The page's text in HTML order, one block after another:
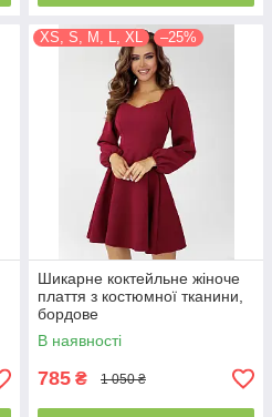
XS, S, M, L, XL –25%
Шикарне коктейльне жіноче
плаття з костюмної тканини,
бордове
В наявності
785 ₴ 1 050 ₴